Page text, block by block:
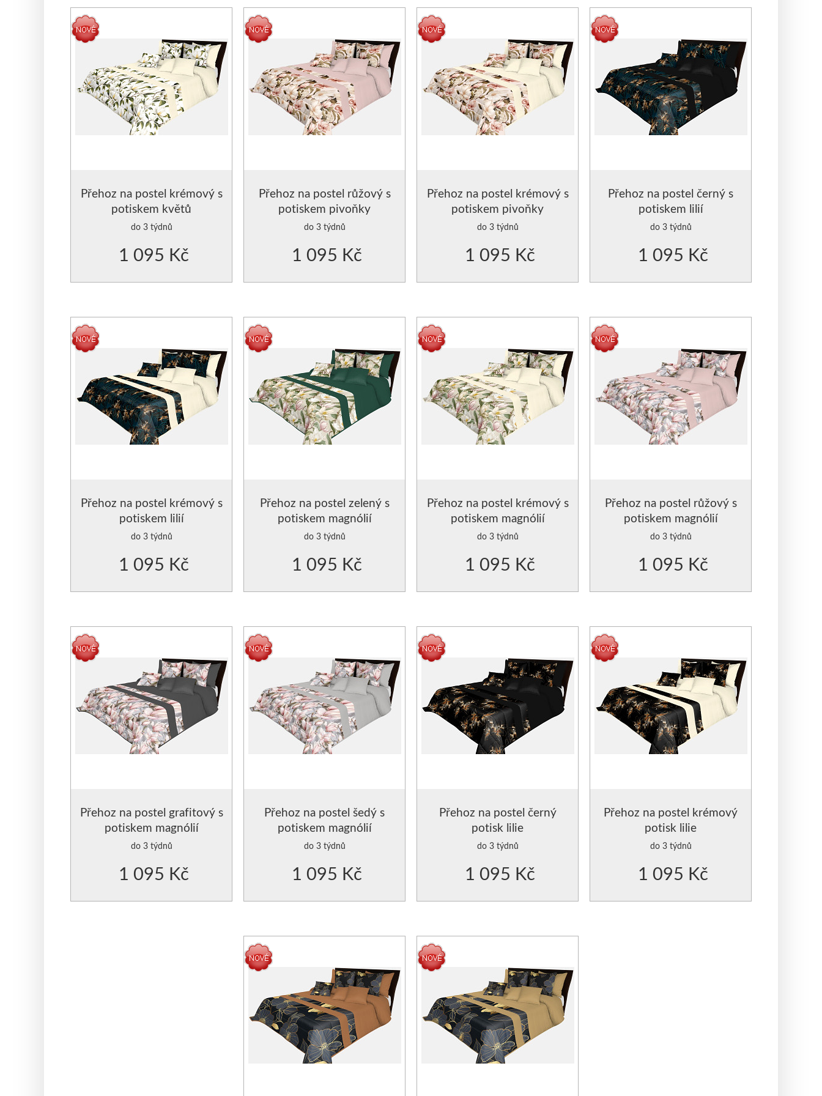
ZÁVĚSY HOTOVÉ- SE VZORY
ZÁVĚSY, VOÁLY-VZDUŠNÉ
MODERNÍ GARNÝŽE
DEKORAČNÍ POVLAKY NA POLŠTÁŘE
POVLAK NA POLŠTÁŘEK 45x45cm
POVLAK NA POLŠTÁŘEK 50x60cm
Přehoz na postel krémový s
potiskem květů
do 3 týdnů
1 095 Kč
Přehoz na postel růžový s
potiskem pivoňky
do 3 týdnů
1 095 Kč
Přehoz na postel krémový s
potiskem pivoňky
do 3 týdnů
1 095 Kč
Přehoz na postel černý s
potiskem lilií
do 3 týdnů
1 095 Kč
Přehoz na postel krémový s
potiskem lilií
do 3 týdnů
1 095 Kč
Přehoz na postel zelený s
potiskem magnólií
do 3 týdnů
1 095 Kč
Přehoz na postel krémový s
potiskem magnólií
do 3 týdnů
1 095 Kč
Přehoz na postel růžový s
potiskem magnólií
do 3 týdnů
1 095 Kč
Přehoz na postel grafitový s
potiskem magnólií
do 3 týdnů
1 095 Kč
Přehoz na postel šedý s
potiskem magnólií
do 3 týdnů
1 095 Kč
Přehoz na postel černý
potisk lilie
do 3 týdnů
1 095 Kč
Přehoz na postel krémový
potisk lilie
do 3 týdnů
1 095 Kč